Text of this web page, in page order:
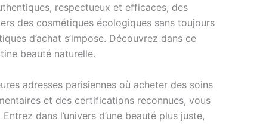
respectueux et efficaces, des
des cosmétiques écologiques sans toujours
d’achat s’impose. Découvrez dans ce
beauté naturelle.
adresses parisiennes où acheter des soins
et des certifications reconnues, vous
dans l’univers d’une beauté plus juste,